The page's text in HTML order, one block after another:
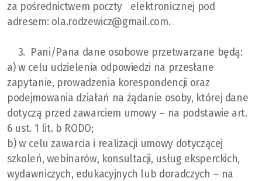
za pośrednictwem poczty elektronicznej pod
adresem: ola.rodzewicz@gmail.com.
3. Pani/Pana dane osobowe przetwarzane będą:
a) w celu udzielenia odpowiedzi na przesłane
zapytanie, prowadzenia korespondencji oraz
podejmowania działań na żądanie osoby, której dane
dotyczą przed zawarciem umowy – na podstawie art.
6 ust. 1 lit. b RODO;
b) w celu zawarcia i realizacji umowy dotyczącej
szkoleń, webinarów, konsultacji, usług eksperckich,
wydawniczych, edukacyjnych lub doradczych – na